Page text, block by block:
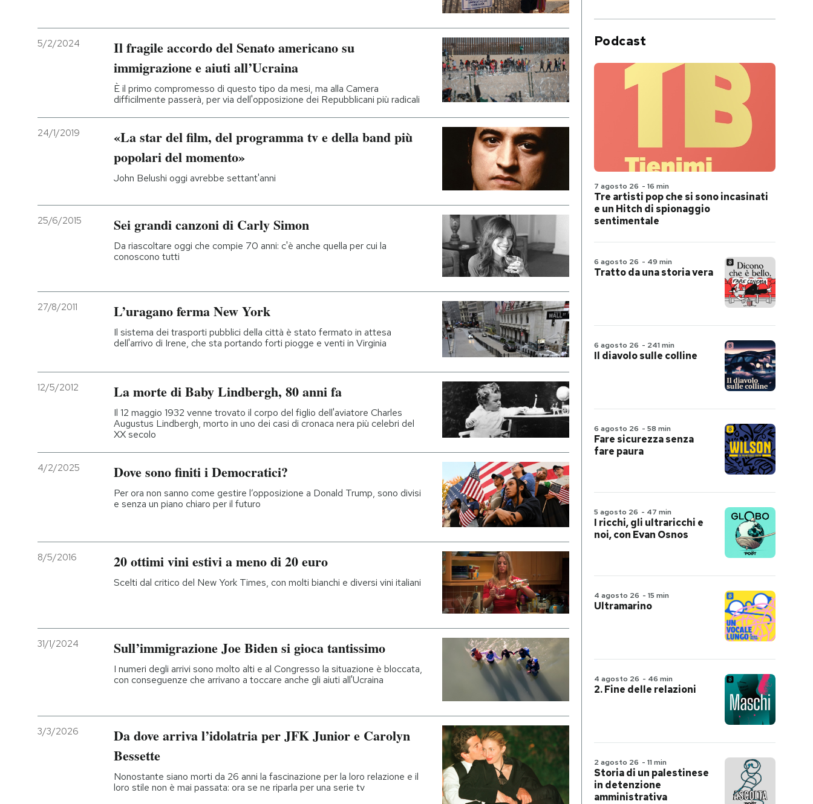
5/2/2024
Il fragile accordo del Senato americano su
immigrazione e aiuti all’Ucraina
È il primo compromesso di questo tipo da mesi, ma alla Camera
difficilmente passerà, per via dell'opposizione dei Repubblicani più radicali
24/1/2019
«La star del film, del programma tv e della band più
popolari del momento»
John Belushi oggi avrebbe settant'anni
25/6/2015 Sei grandi canzoni di Carly Simon
Da riascoltare oggi che compie 70 anni: c'è anche quella per cui la
conoscono tutti
27/8/2011 L’uragano ferma New York
Il sistema dei trasporti pubblici della città è stato fermato in attesa
dell'arrivo di Irene, che sta portando forti piogge e venti in Virginia
12/5/2012 La morte di Baby Lindbergh, 80 anni fa
Il 12 maggio 1932 venne trovato il corpo del figlio dell'aviatore Charles
Augustus Lindbergh, morto in uno dei casi di cronaca nera più celebri del
XX secolo
4/2/2025 Dove sono finiti i Democratici?
Per ora non sanno come gestire l’opposizione a Donald Trump, sono divisi
e senza un piano chiaro per il futuro
8/5/2016 20 ottimi vini estivi a meno di 20 euro
Scelti dal critico del New York Times, con molti bianchi e diversi vini italiani
31/1/2024 Sull’immigrazione Joe Biden si gioca tantissimo
I numeri degli arrivi sono molto alti e al Congresso la situazione è bloccata,
con conseguenze che arrivano a toccare anche gli aiuti all'Ucraina
3/3/2026
Da dove arriva l’idolatria per JFK Junior e Carolyn
Bessette
Nonostante siano morti da 26 anni la fascinazione per la loro relazione e il
loro stile non è mai passata: ora se ne riparla per una serie tv
Podcast
7 agosto 26 - 16 min
Tre artisti pop che si sono incasinati
e un Hitch di spionaggio
sentimentale
6 agosto 26 - 49 min
Tratto da una storia vera
6 agosto 26 - 241 min
Il diavolo sulle colline
6 agosto 26 - 58 min
Fare sicurezza senza
fare paura
5 agosto 26 - 47 min
I ricchi, gli ultraricchi e
noi, con Evan Osnos
4 agosto 26 - 15 min
Ultramarino
4 agosto 26 - 46 min
2. Fine delle relazioni
2 agosto 26 - 11 min
Storia di un palestinese
in detenzione
amministrativa